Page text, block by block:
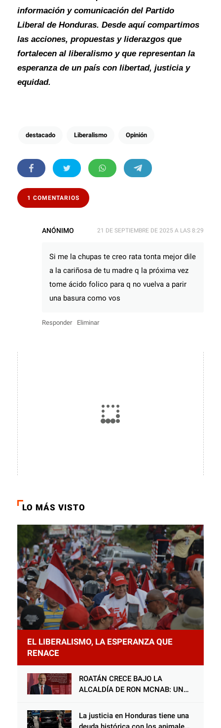
información y comunicación del Partido
Liberal de Honduras. Desde aquí compartimos
las acciones, propuestas y liderazgos que
fortalecen al liberalismo y que representan la
esperanza de un país con libertad, justicia y
equidad.
destacado Liberalismo Opinión
1 COMENTARIOS
ANÓNIMO 21 DE SEPTIEMBRE DE 2025 A LAS 8:29
Si me la chupas te creo rata tonta mejor dile
a la cariñosa de tu madre q la próxima vez
tome ácido folico para q no vuelva a parir
una basura como vos
Responder Eliminar
LO MÁS VISTO
EL LIBERALISMO, LA ESPERANZA QUE
RENACE
ROATÁN CRECE BAJO LA
ALCALDÍA DE RON MCNAB: UN
COMUNIDAD Y DEL PARTIDO
LIBERAL
La justicia en Honduras tiene una